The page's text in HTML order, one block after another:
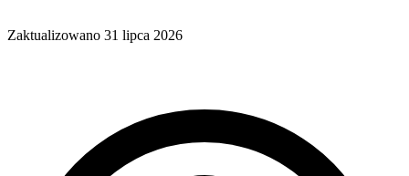
Zaktualizowano 31 lipca 2026